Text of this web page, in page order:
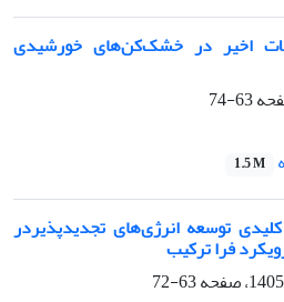
اخیر در خشک‌کن‌های خورشیدی
63-74
1.5 M
توسعه انرژی‌های تجدیدپذیردر
فرا ترکیب
63-72